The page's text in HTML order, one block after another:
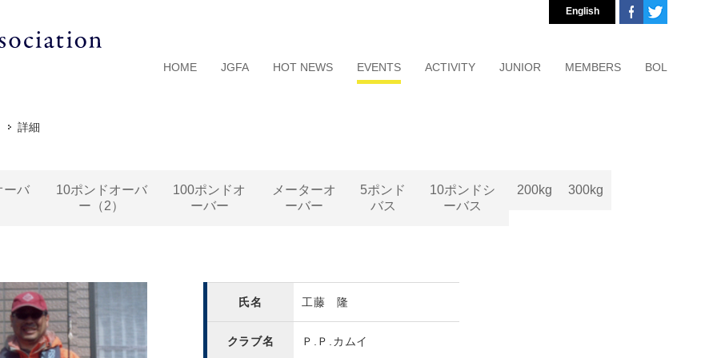
HOME JGFA HOT NEWS EVENTS ACTIVITY JUNIOR MEMBERS BOL
English
詳細
ーバ
10ポンドオーバ
ー（2）
100ポンドオ
ーバー
メーターオ
ーバー
5ポンド
バス
10ポンドシ
ーバス
200kg 300kg
氏名 工藤 隆
クラブ名 Ｐ.Ｐ.カムイ